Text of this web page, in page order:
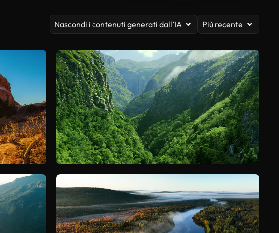
Nascondi i contenuti generati dall’IA Più recente